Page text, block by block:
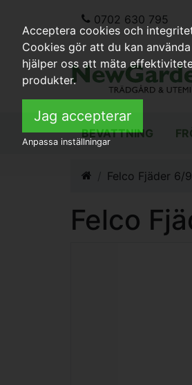
0702 630 795
BEVATTNING
Felco Fjäder 6/
Felco
Acceptera cookies och
Cookies gör att du kan
hjälper oss att mäta
produkter.
Jag accepterar
Anpassa inställningar